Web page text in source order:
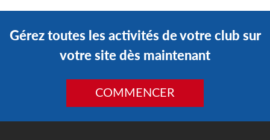
Gérez toutes les activités de votre club sur
votre site dès maintenant
COMMENCER